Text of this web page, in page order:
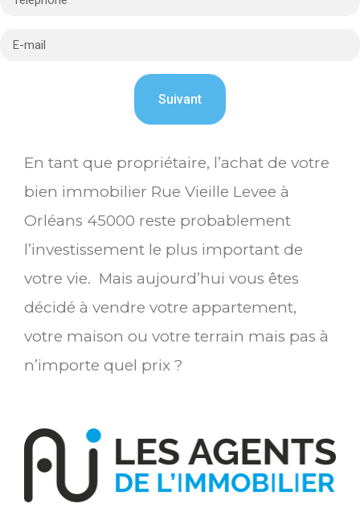
En tant que propriétaire, l’achat de votre
bien immobilier Rue Vieille Levee à
Orléans 45000 reste probablement
l’investissement le plus important de
votre vie. Mais aujourd’hui vous êtes
décidé à vendre votre appartement,
votre maison ou votre terrain mais pas à
n’importe quel prix ?